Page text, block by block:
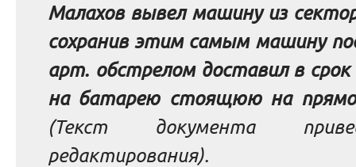
Малахов вывел машину из
сохранив этим самым машину
арт. обстрелом доставил в срок
на батарею стоящюю на
(Текст документа
редактирования).